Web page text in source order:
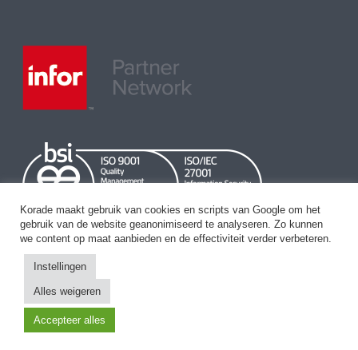
Korade BV. (KvK 30166145 | BTW NL809071423B01) All Rights Reserved
Korade maakt gebruik van cookies en scripts van Google om het
gebruik van de website geanonimiseerd te analyseren. Zo kunnen
we content op maat aanbieden en de effectiviteit verder verbeteren.
Instellingen
Alles weigeren
Accepteer alles